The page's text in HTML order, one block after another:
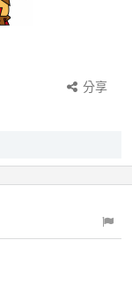
分享